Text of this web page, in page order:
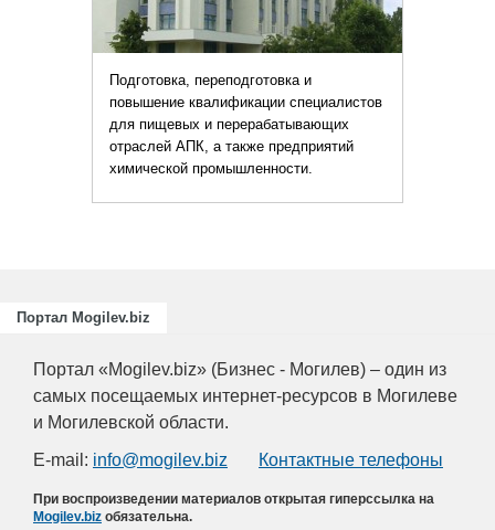
Подготовка, переподготовка и
повышение квалификации специалистов
для пищевых и перерабатывающих
отраслей АПК, а также предприятий
химической промышленности.
Портал Mogilev.biz
Портал «Mogilev.biz» (Бизнес - Могилев) – один из
самых посещаемых интернет-ресурсов в Могилеве
и Могилевской области.
E-mail: info@mogilev.biz Контактные телефоны
При воспроизведении материалов открытая гиперссылка на
Mogilev.biz обязательна.